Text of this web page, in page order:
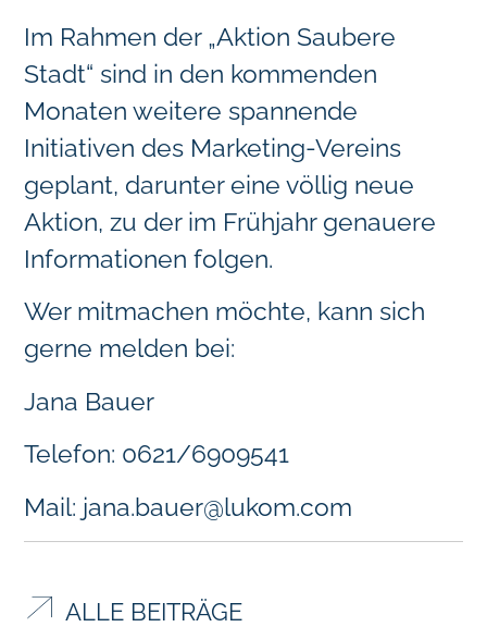
Im Rahmen der „Aktion Saubere
Stadt“ sind in den kommenden
Monaten weitere spannende
Initiativen des Marketing-Vereins
geplant, darunter eine völlig neue
Aktion, zu der im Frühjahr genauere
Informationen folgen.
Wer mitmachen möchte, kann sich
gerne melden bei:
Jana Bauer
Telefon: 0621/6909541
Mail: jana.bauer@lukom.com
ALLE BEITRÄGE